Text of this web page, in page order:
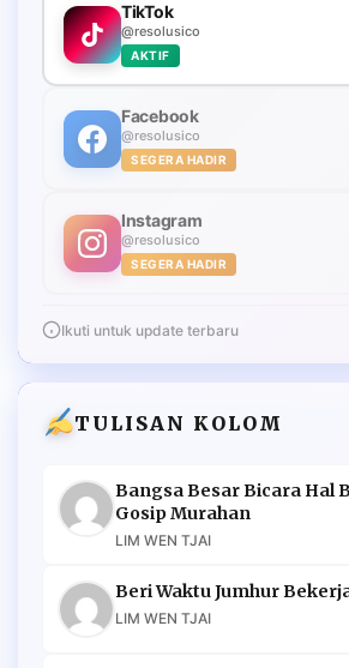
TikTok
@resolusico
AKTIF
Facebook
@resolusico
SEGERA HADIR
Instagram
@resolusico
SEGERA HADIR
Ikuti untuk update terbaru
TULISAN KOLOM
Bangsa Besar Bicara Hal
Gosip Murahan
LIM WEN TJAI
Beri Waktu Jumhur
LIM WEN TJAI